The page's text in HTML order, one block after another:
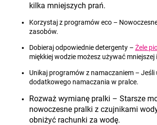
kilka mniejszych prań.
Korzystaj z programów eco –
zasobów.
Dobieraj odpowiednie detergenty – Żele
miękkiej wodzie możesz używać
Unikaj programów z namaczaniem – Jeśli
dodatkowego namaczania w pralce.
Rozważ wymianę pralki – Starsze
nowoczesne pralki z czujnikami
obniżyć rachunki za wodę.